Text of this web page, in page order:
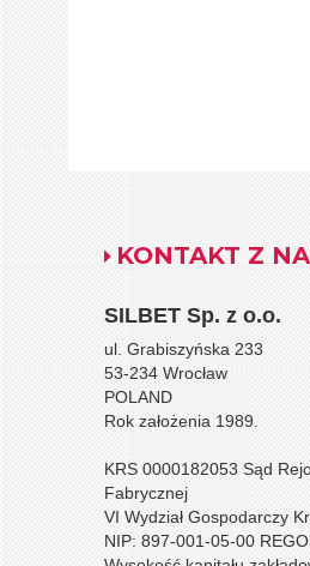
KONTAKT Z
SILBET Sp. z o.o.
ul. Grabiszyńska 233
53-234 Wrocław
POLAND
Rok założenia 1989.
KRS 0000182053 Sąd
Fabrycznej
VI Wydział Gospodarczy
NIP: 897-001-05-00